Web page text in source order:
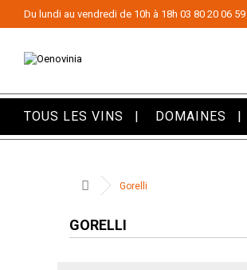
Du lundi au vendredi de 10h à 18h 03 80 20 06 59
TOUS LES VINS DOMAINES
Gorelli
GORELLI
Panneau de gestion des cookies